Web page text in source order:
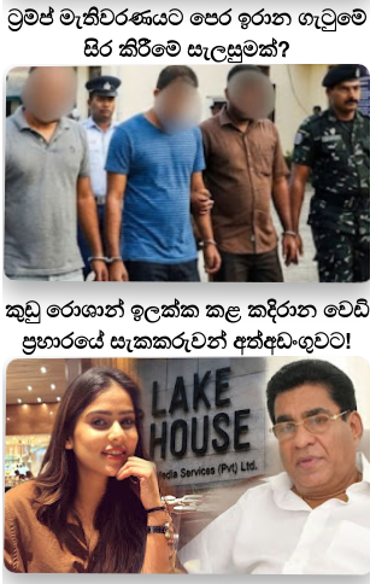
ට්‍රම්ප් මැතිවරණයට පෙර ඉරාන ගැටුමේ
සිර කිරීමේ සැලසුමක්?
කුඩු රොශාන් ඉලක්ක කළ කදිරාන වෙඩි
ප්‍රහාරයේ සැකකරුවන් අත්අඩංගුවට!